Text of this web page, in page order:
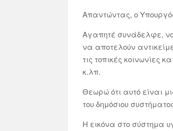
Απαντώντας, ο
Αγαπητέ συνάδελφε,
να αποτελούν
τις τοπικές κοινωνίες
κ.λπ.
Θεωρώ ότι αυτό είναι
του δημόσιου
Η εικόνα στο σύστημα